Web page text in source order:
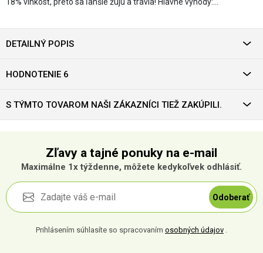
DETAILNÝ POPIS
HODNOTENIE 6
S TÝMTO TOVAROM NAŠI ZÁKAZNÍCI TIEŽ ZAKÚPILI.
Zľavy a tajné ponuky na e-mail
Maximálne 1x týždenne, môžete kedykoľvek odhlásiť.
Odoberať
Prihlásením súhlasíte so spracovaním osobných údajov .